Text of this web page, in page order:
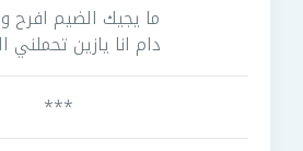
ما يجيك الضيم افرح
دام انا يازين تحملني
***